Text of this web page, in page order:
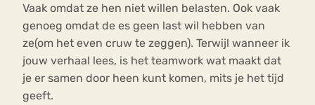
Vaak omdat ze hen niet willen belasten. Ook vaak
genoeg omdat de es geen last wil hebben van
ze(om het even cruw te zeggen). Terwijl wanneer ik
jouw verhaal lees, is het teamwork wat maakt dat
je er samen door heen kunt komen, mits je het tijd
geeft.